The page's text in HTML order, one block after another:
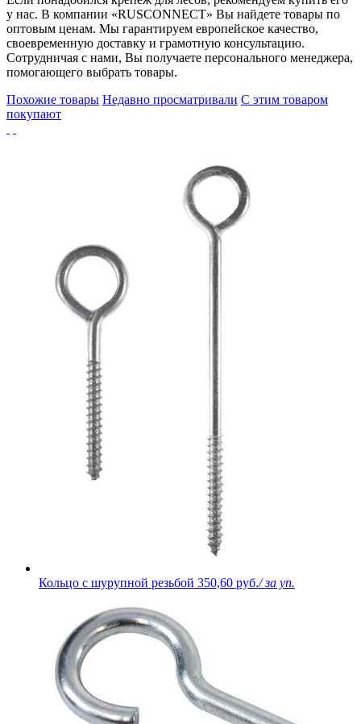
у нас. В компании «RUSCONNECT» Вы найдете товары по
оптовым ценам. Мы гарантируем европейское качество,
своевременную доставку и грамотную консультацию.
Сотрудничая с нами, Вы получаете персонального менеджера,
помогающего выбрать товары.
Похожие товары Недавно просматривали С этим товаром
покупают
Кольцо с шурупной резьбой 350,60 руб./ за уп.